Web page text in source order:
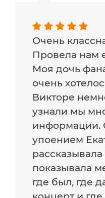
Очень
Провела нам
Моя дочь
очень
Викторе
узнали мы
информации.
упоением
показывала
где был, где